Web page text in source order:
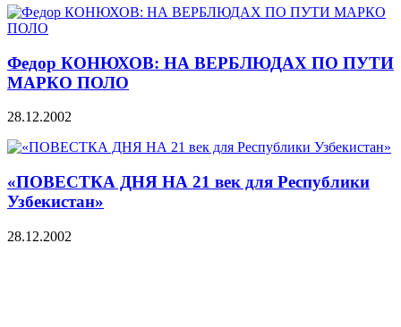
Федор КОНЮХОВ: НА ВЕРБЛЮДАХ ПО ПУТИ
МАРКО ПОЛО
28.12.2002
«ПОВЕСТКА ДНЯ НА 21 век для Республики
Узбекистан»
28.12.2002